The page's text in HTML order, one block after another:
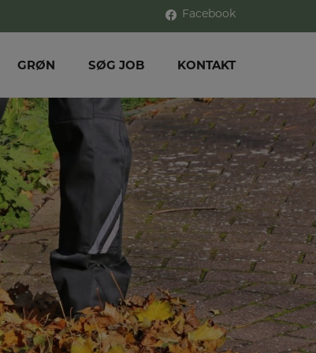
Facebook
GRØN SØG JOB KONTAKT